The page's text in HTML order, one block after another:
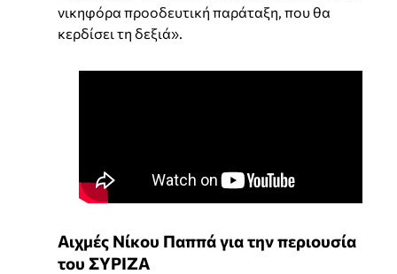
νικηφόρα προοδευτική παράταξη, που θα
κερδίσει τη δεξιά».
Αιχμές Νίκου Παππά για την περιουσία
του ΣΥΡΙΖΑ